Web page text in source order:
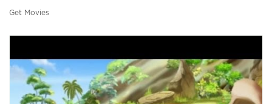
Get Movies